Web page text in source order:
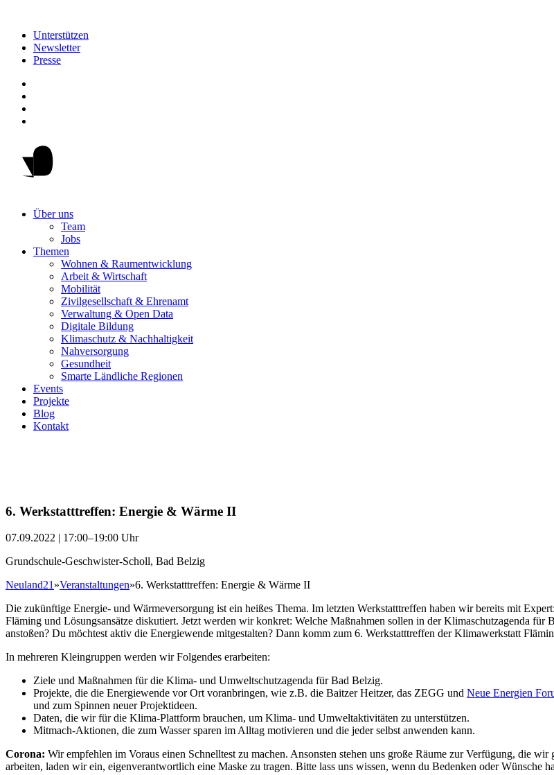
Unterstützen
Newsletter
Presse
Über uns
Team
Jobs
Themen
Wohnen & Raumentwicklung
Arbeit & Wirtschaft
Mobilität
Zivilgesellschaft & Ehrenamt
Verwaltung & Open Data
Digitale Bildung
Klimaschutz & Nachhaltigkeit
Nahversorgung
Gesundheit
Smarte Ländliche Regionen
Events
Projekte
Blog
Kontakt
6. Werkstatttreffen: Energie & Wärme II
07.09.2022 | 17:00–19:00 Uhr
Grundschule-Geschwister-Scholl, Bad Belzig
Neuland21»Veranstaltungen»6. Werkstatttreffen: Energie & Wärme II
Die zukünftige Energie- und Wärmeversorgung ist ein heißes Thema. Im letzten Werkstatttreffen haben wir bereits mit
Fläming und Lösungsansätze diskutiert. Jetzt werden wir konkret: Welche Maßnahmen sollen in der Klimaschutzagenda
anstoßen? Du möchtest aktiv die Energiewende mitgestalten? Dann komm zum 6. Werkstatttreffen der Klimawerkstatt
In mehreren Kleingruppen werden wir Folgendes erarbeiten:
Ziele und Maßnahmen für die Klima- und Umweltschutzagenda für Bad Belzig.
Projekte, die die Energiewende vor Ort voranbringen, wie z.B. die Baitzer Heitzer, das ZEGG und Neue Energien
und zum Spinnen neuer Projektideen.
Daten, die wir für die Klima-Plattform brauchen, um Klima- und Umweltaktivitäten zu unterstützen.
Mitmach-Aktionen, die zum Wasser sparen im Alltag motivieren und die jeder selbst anwenden kann.
Corona: Wir empfehlen im Voraus einen Schnelltest zu machen. Ansonsten stehen uns große Räume zur Verfügung, die
arbeiten, laden wir ein, eigenverantwortlich eine Maske zu tragen. Bitte lass uns wissen, wenn du Bedenken oder Wünsche